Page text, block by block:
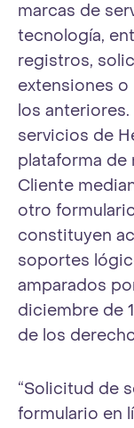
marcas de
tecnología,
registros,
extensiones
los
servicios de
plataforma de
Cliente
otro
constituyen
soportes
amparados
diciembre de
de los
“Solicitud de
formulario en